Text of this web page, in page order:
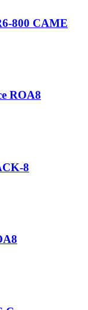
800 CAME
ROA8
8